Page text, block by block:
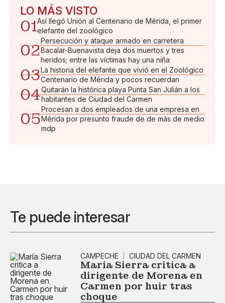
LO MÁS VISTO
01Así llegó Unión al Centenario de Mérida, el primer
elefante del zoológico
02
Persecución y ataque armado en carretera
Bacalar-Buenavista deja dos muertos y tres
heridos; entre las víctimas hay una niña
03La historia del elefante que vivió en el Zoológico
Centenario de Mérida y pocos recuerdan
04Quitarán la histórica playa Punta San Julián a los
habitantes de Ciudad del Carmen
05
Procesan a dos empleados de una empresa en
Mérida por presunto fraude de de más de medio
mdp
Te puede interesar
CAMPECHE CIUDAD DEL CARMEN
María Sierra critica a
dirigente de Morena en
Carmen por huir tras
choque